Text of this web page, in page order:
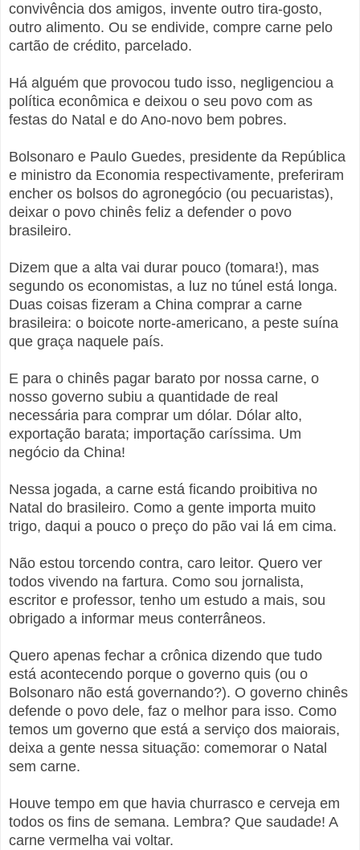
convivência dos amigos, invente outro tira-gosto,
outro alimento. Ou se endivide, compre carne pelo
cartão de crédito, parcelado.
Há alguém que provocou tudo isso, negligenciou a
política econômica e deixou o seu povo com as
festas do Natal e do Ano-novo bem pobres.
Bolsonaro e Paulo Guedes, presidente da República
e ministro da Economia respectivamente, preferiram
encher os bolsos do agronegócio (ou pecuaristas),
deixar o povo chinês feliz a defender o povo
brasileiro.
Dizem que a alta vai durar pouco (tomara!), mas
segundo os economistas, a luz no túnel está longa.
Duas coisas fizeram a China comprar a carne
brasileira: o boicote norte-americano, a peste suína
que graça naquele país.
E para o chinês pagar barato por nossa carne, o
nosso governo subiu a quantidade de real
necessária para comprar um dólar. Dólar alto,
exportação barata; importação caríssima. Um
negócio da China!
Nessa jogada, a carne está ficando proibitiva no
Natal do brasileiro. Como a gente importa muito
trigo, daqui a pouco o preço do pão vai lá em cima.
Não estou torcendo contra, caro leitor. Quero ver
todos vivendo na fartura. Como sou jornalista,
escritor e professor, tenho um estudo a mais, sou
obrigado a informar meus conterrâneos.
Quero apenas fechar a crônica dizendo que tudo
está acontecendo porque o governo quis (ou o
Bolsonaro não está governando?). O governo chinês
defende o povo dele, faz o melhor para isso. Como
temos um governo que está a serviço dos maiorais,
deixa a gente nessa situação: comemorar o Natal
sem carne.
Houve tempo em que havia churrasco e cerveja em
todos os fins de semana. Lembra? Que saudade! A
carne vermelha vai voltar.